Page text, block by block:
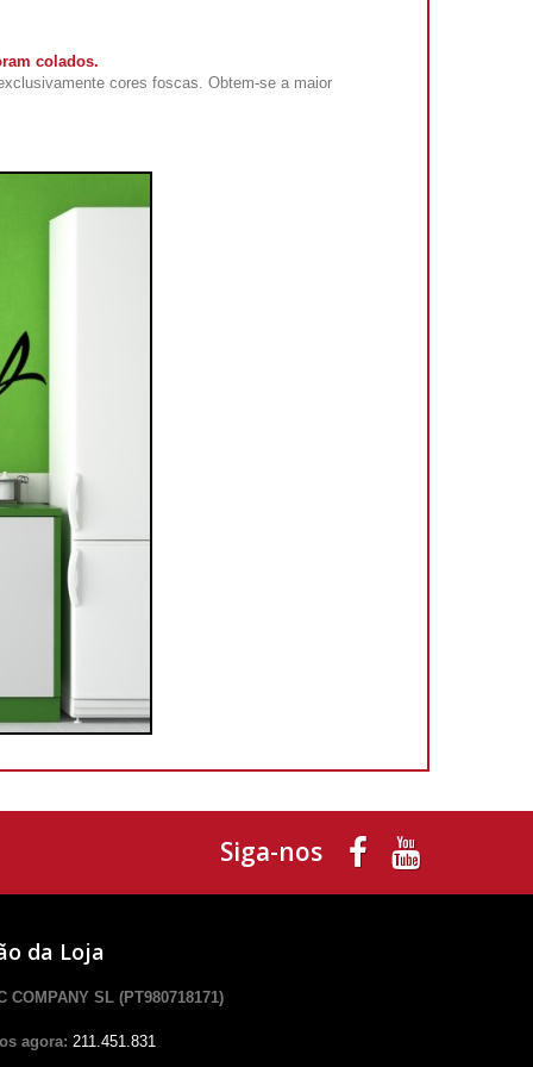
colados.
cores foscas. Obtem-se a maior
Siga-nos
da Loja
COMPANY SL (PT980718171)
agora: 211.451.831